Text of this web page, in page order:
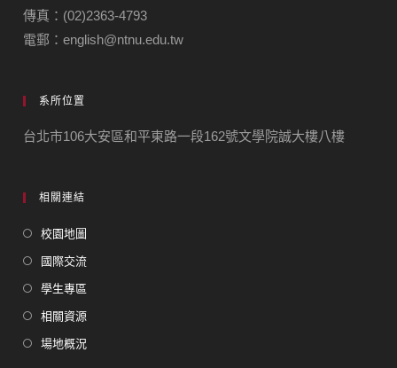
傳真：(02)2363-4793
電郵：english@ntnu.edu.tw
系所位置
台北市106大安區和平東路一段162號文學院誠大樓八樓
相關連結
校園地圖
國際交流
學生專區
相關資源
場地概況